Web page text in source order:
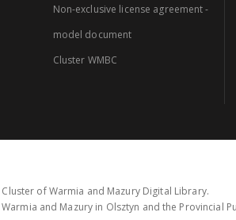
Non-exclusive license agreement -
model document
Cluster WMBC
of Warmia and Mazury Digital Library.
and Mazury in Olsztyn and the Provincial